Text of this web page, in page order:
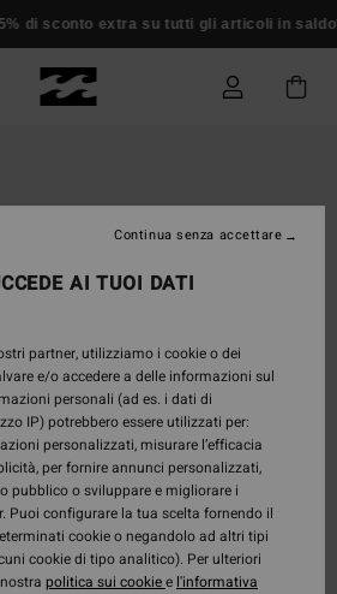
di sconto extra su tutti gli articoli in saldo*
AI TUOI DATI
partner, utilizziamo i cookie o dei
e/o accedere a delle informazioni sul
personali (ad es. i dati di
IP) potrebbero essere utilizzati per:
personalizzati, misurare l’efficacia
per fornire annunci personalizzati,
pubblico o sviluppare e migliorare i
Puoi configurare la tua scelta fornendo il
cookie o negandolo ad altri tipi
cookie di tipo analitico). Per ulteriori
politica sui cookiee l'informativa
Continua senza accettare